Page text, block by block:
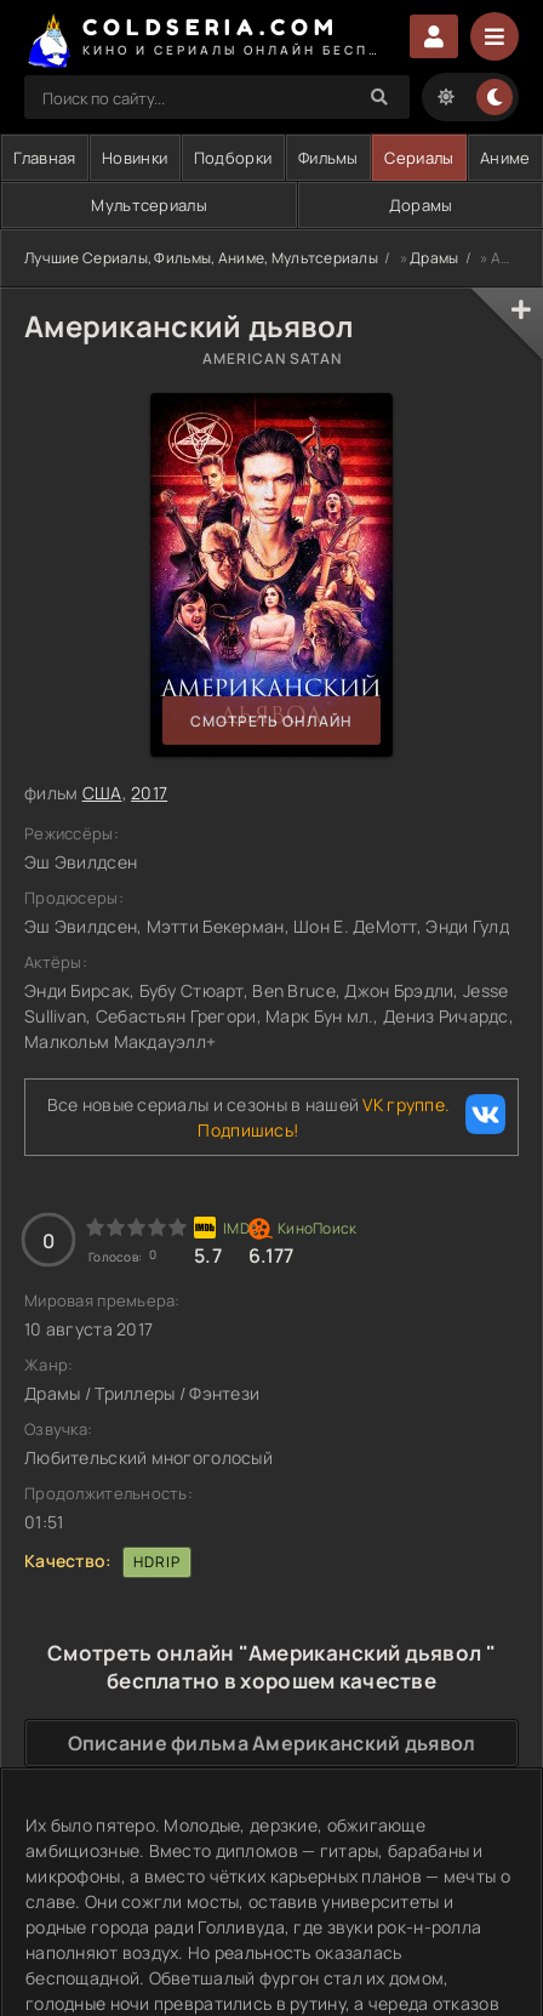
COLDSERIA.COM
Главная Новинки Подборки Фильмы Сериалы Аниме
Мультсериалы Дорамы
Лучшие Сериалы, Фильмы, Аниме, Мультсериалы »Драмы » Американский дьявол
Американский дьявол
AMERICAN SATAN
СМОТРЕТЬ ОНЛАЙН
фильм США,2017
Режиссёры:
Эш Эвилдсен
Продюсеры:
Эш Эвилдсен, Мэтти Бекерман, Шон Е. ДеМотт, Энди Гулд
Актёры:
Энди Бирсак, Бубу Стюарт, Ben Bruce, Джон Брэдли, Jesse
Sullivan, Себастьян Грегори, Марк Бун мл., Дениз Ричардс,
Малкольм Макдауэлл+
Все новые сериалы и сезоны в нашейVK группе.
Подпишись!
0
Голосов: 0 5.7 6.177
Мировая премьера:
10 августа 2017
Жанр:
Драмы / Триллеры / Фэнтези
Озвучка:
Любительский многоголосый
Продолжительность:
01:51
Качество:
HDRIP
Смотреть онлайн "Американский дьявол "
бесплатно в хорошем качестве
Описание фильма Американский дьявол
Их было пятеро. Молодые, дерзкие, обжигающе
амбициозные. Вместо дипломов — гитары, барабаны и
микрофоны, а вместо чётких карьерных планов — мечты о
славе. Они сожгли мосты, оставив университеты и
родные города ради Голливуда, где звуки рок-н-ролла
наполняют воздух. Но реальность оказалась
беспощадной. Обветшалый фургон стал их домом,
голодные ночи превратились в рутину, а череда отказов